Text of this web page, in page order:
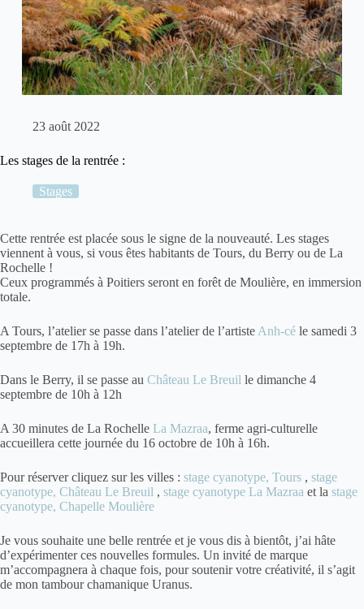
23 août 2022
Les stages de la rentrée :
Stages
Cette rentrée est placée sous le signe de la nouveauté. Les stages
viennent à vous, si vous êtes habitants de Tours, du Berry ou de La
Rochelle !
Ceux programmés à Poitiers seront en forêt de Moulière, en immersion
totale.
A Tours, l’atelier se passe dans l’atelier de l’artiste Anh-cé le samedi 3
septembre de 17h à 19h.
Dans le Berry, il se passe au Château Le Breuil le dimanche 4
septembre de 10h à 12h
A 30 minutes de La Rochelle La Mazraa, ferme agri-culturelle
accueillera cette journée du 16 octobre de 10h à 16h.
Pour réserver cliquez sur les villes : stage cyanotype, Tours , stage
cyanotype, Château Le Breuil , stage cyanotype La Mazraa et la stage
cyanotype, Chapelle Moulière
Je vous souhaite une belle rentrée et je vous dis à bientôt, j’ai hâte
d’expérimenter ces nouvelles formules. Un invité de marque
m’accompagnera à chaque fois, pour soutenir votre créativité, il s’agit
de mon tambour chamanique Uranus.